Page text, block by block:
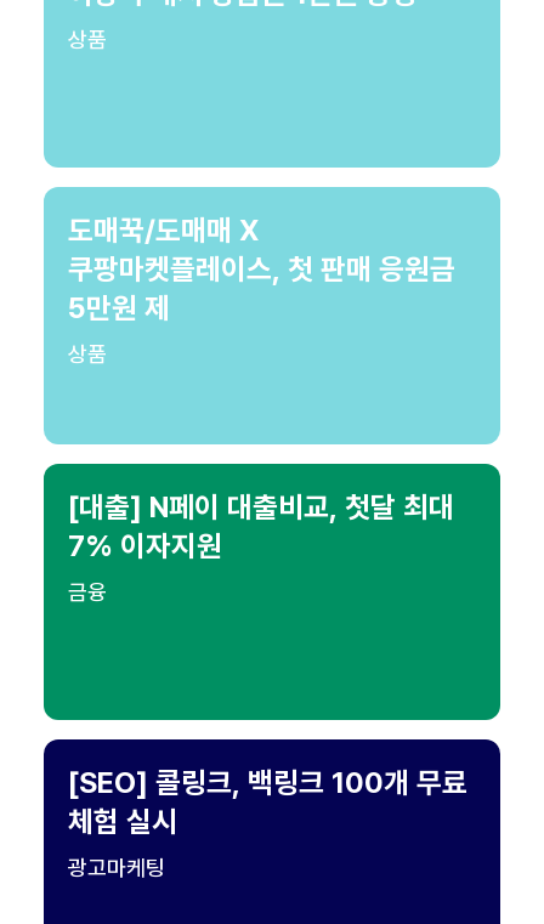
상품
도매꾹/도매매 X
쿠팡마켓플레이스, 첫 판매 응원금
5만원 제
상품
[대출] N페이 대출비교, 첫달 최대
7% 이자지원
금융
[SEO] 콜링크, 백링크 100개 무료
체험 실시
광고마케팅